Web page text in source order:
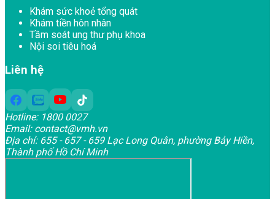
Khám sức khoẻ tổng quát
Khám tiền hôn nhân
Tầm soát ung thư phụ khoa
Nội soi tiêu hoá
Liên hệ
Hotline: 1800 0027
Email: contact@vmh.vn
Địa chỉ: 655 - 657 - 659 Lạc Long Quân, phường Bảy Hiền,
Thành phố Hồ Chí Minh